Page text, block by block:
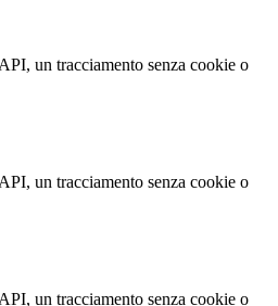
un tracciamento senza cookie o
un tracciamento senza cookie o
un tracciamento senza cookie o